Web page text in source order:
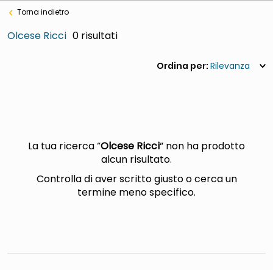
meme
porta tv
elenco telefonico
pattumiera raccolta differenziata
asciuga capelli spazzola
Torna indietro
Olcese Ricci 0
Rilevanza
La tua ricerca “Olcese Ricci” non ha prodotto
alcun risultato.
Controlla di aver scritto giusto o cerca un
termine meno specifico.